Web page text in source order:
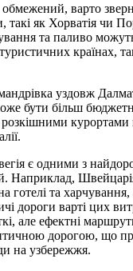
варто
такі як Хорватія чи
та паливо
країнах,
уздовж
бути більш
розкішними курортами
є одними з
Наприклад,
готелі та харчування,
дороги варті цих
але ефектні
дорогою, що
на узбережжя.